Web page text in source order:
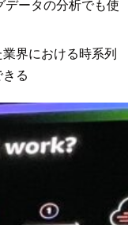
ータの分析でも使
界における時系列
る